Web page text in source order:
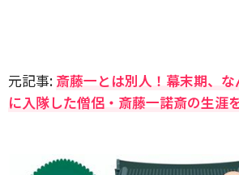
元記事: 斎藤一とは別人！幕末期、
に入隊した僧侶・斎藤一諾斎の生涯